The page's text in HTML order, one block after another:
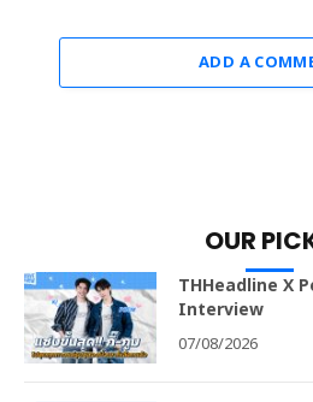
ADD A
OUR
THHeadline X
Interview
07/08/2026